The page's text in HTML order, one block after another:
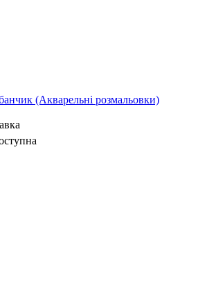
(Акварельні розмальовки)